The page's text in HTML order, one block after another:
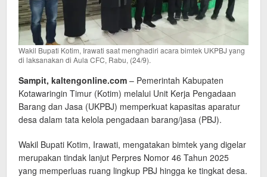
Wakil Bupati Kotim, Irawati saat menghadiri acara bimtek UKPBJ yang
di laksanakan di Aula CFC, Rabu, (24/9).
Sampit, kaltengonline.com – Pemerintah Kabupaten
Kotawaringin Timur (Kotim) melalui Unit Kerja Pengadaan
Barang dan Jasa (UKPBJ) memperkuat kapasitas aparatur
desa dalam tata kelola pengadaan barang/jasa (PBJ).
Wakil Bupati Kotim, Irawati, mengatakan bimtek yang digelar
merupakan tindak lanjut Perpres Nomor 46 Tahun 2025
yang memperluas ruang lingkup PBJ hingga ke tingkat desa.